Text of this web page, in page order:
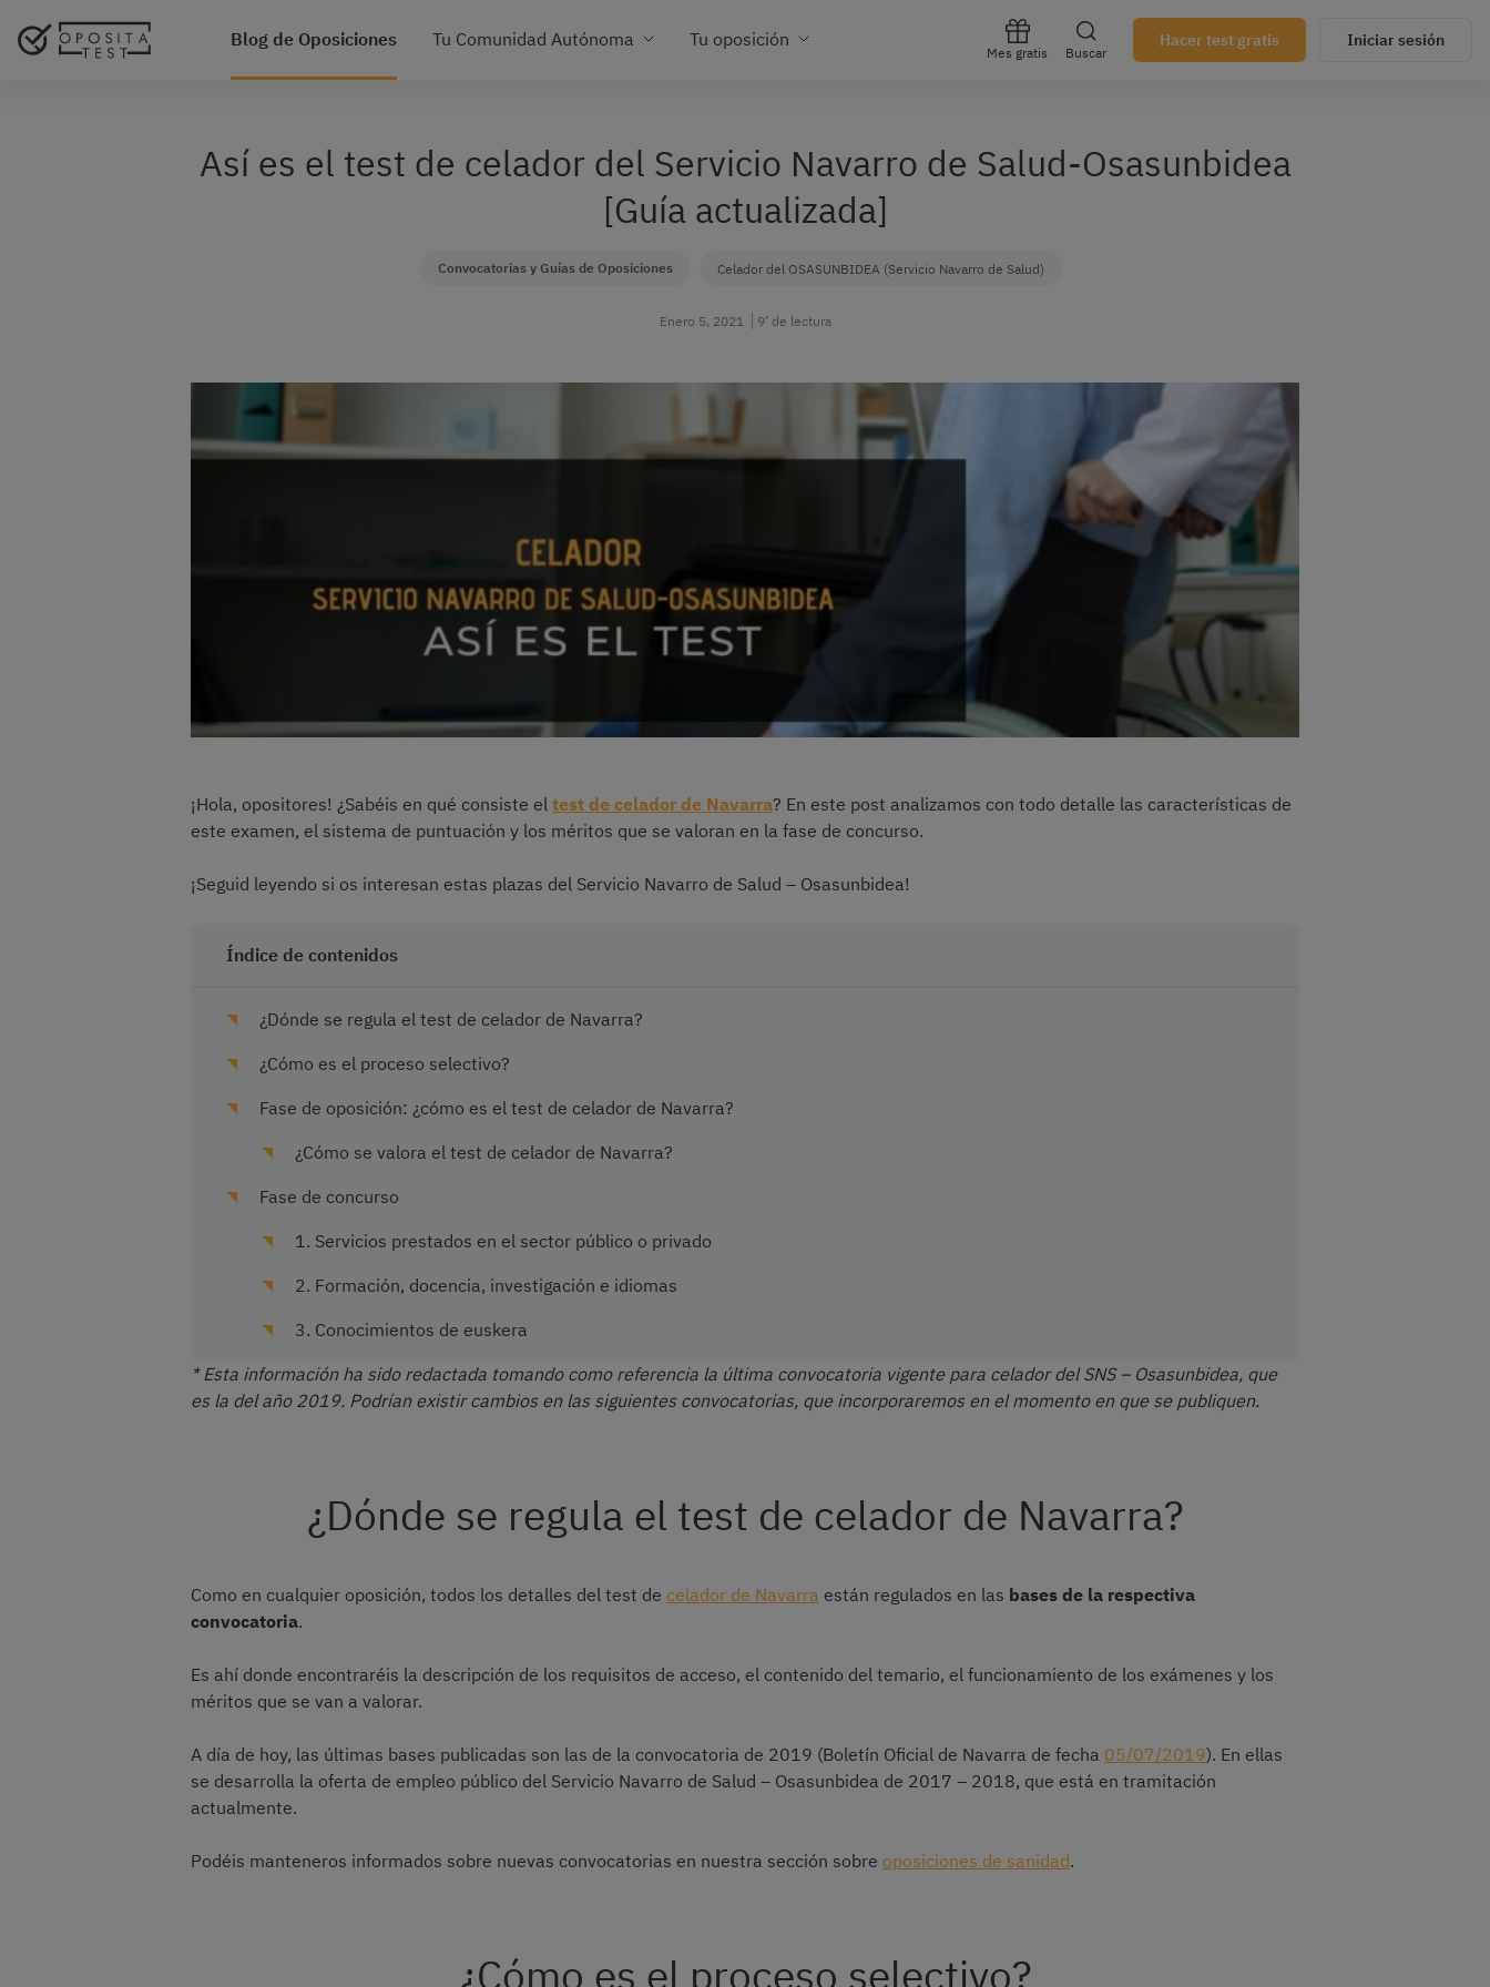
Blog de Oposiciones Tu Comunidad Autónoma Tu oposición
Mes gratis Buscar
Hacer test gratis Iniciar sesión
Así es el test de celador del Servicio Navarro de Salud-Osasunbidea
[Guía actualizada]
Convocatorias y Guías de Oposiciones Celador del OSASUNBIDEA (Servicio Navarro de Salud)
Enero 5, 2021 9’ de lectura
¡Hola, opositores! ¿Sabéis en qué consiste el test de celador de Navarra? En este post analizamos con todo detalle las características de
este examen, el sistema de puntuación y los méritos que se valoran en la fase de concurso.
¡Seguid leyendo si os interesan estas plazas del Servicio Navarro de Salud – Osasunbidea!
Índice de contenidos
¿Dónde se regula el test de celador de Navarra?
¿Cómo es el proceso selectivo?
Fase de oposición: ¿cómo es el test de celador de Navarra?
¿Cómo se valora el test de celador de Navarra?
Fase de concurso
1. Servicios prestados en el sector público o privado
2. Formación, docencia, investigación e idiomas
3. Conocimientos de euskera
* Esta información ha sido redactada tomando como referencia la última convocatoria vigente para celador del SNS – Osasunbidea, que
es la del año 2019. Podrían existir cambios en las siguientes convocatorias, que incorporaremos en el momento en que se publiquen.
¿Dónde se regula el test de celador de Navarra?
Como en cualquier oposición, todos los detalles del test de celador de Navarra están regulados en las bases de la respectiva
convocatoria.
Es ahí donde encontraréis la descripción de los requisitos de acceso, el contenido del temario, el funcionamiento de los exámenes y los
méritos que se van a valorar.
A día de hoy, las últimas bases publicadas son las de la convocatoria de 2019 (Boletín Oficial de Navarra de fecha 05/07/2019). En ellas
se desarrolla la oferta de empleo público del Servicio Navarro de Salud – Osasunbidea de 2017 – 2018, que está en tramitación
actualmente.
Podéis manteneros informados sobre nuevas convocatorias en nuestra sección sobre oposiciones de sanidad.
¿Cómo es el proceso selectivo?